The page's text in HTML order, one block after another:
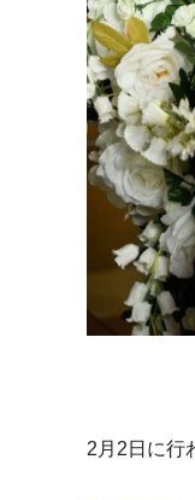
2月2日に行